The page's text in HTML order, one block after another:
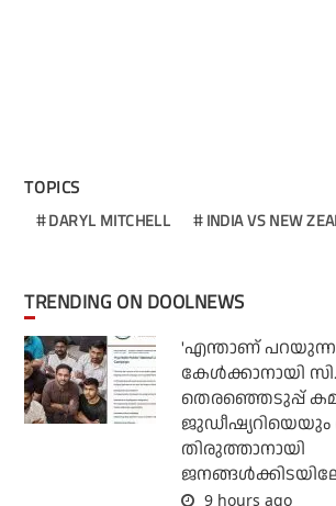
TOPICS
DARYL MITCHELL INDIA VS NEW
TRENDING ON DOOLNEWS
'എന്താണ്
കേള്‍ക്കാനായി
തെരഞ്ഞെടുപ്പ്
ജുഡീഷ്യറിയെയും
തിരുത്താനായി
9 hours ago